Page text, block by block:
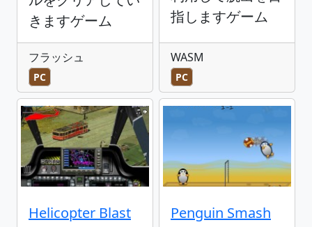
きますゲーム
フラッシュ
PC
指しますゲーム
WASM
PC
Helicopter Blast
Penguin Smash